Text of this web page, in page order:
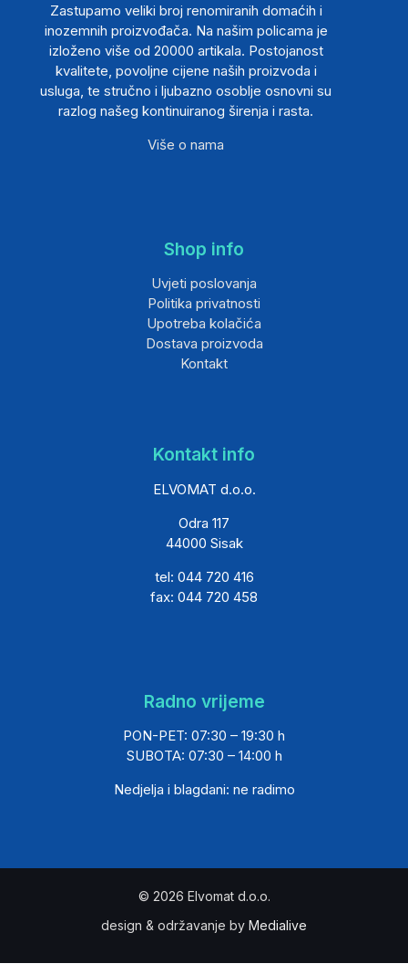
Zastupamo veliki broj renomiranih domaćih i
inozemnih proizvođača. Na našim policama je
izloženo više od 20000 artikala. Postojanost
kvalitete, povoljne cijene naših proizvoda i
usluga, te stručno i ljubazno osoblje osnovni su
razlog našeg kontinuiranog širenja i rasta.
Više o nama
Shop info
Uvjeti poslovanja
Politika privatnosti
Upotreba kolačića
Dostava proizvoda
Kontakt
Kontakt info
ELVOMAT d.o.o.
Odra 117
44000 Sisak
tel: 044 720 416
fax: 044 720 458
Radno vrijeme
PON-PET: 07:30 – 19:30 h
SUBOTA: 07:30 – 14:00 h
Nedjelja i blagdani: ne radimo
© 2026 Elvomat d.o.o.
design & održavanje by Medialive